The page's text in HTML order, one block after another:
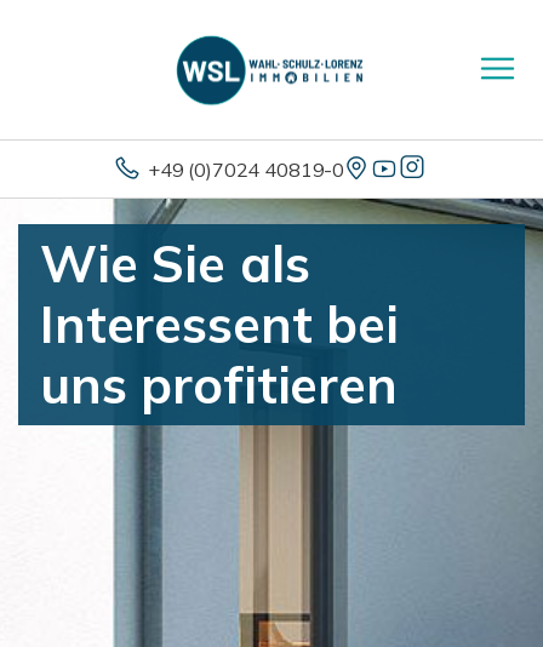
+49 (0)7024 40819-0
Wie Sie als
Interessent bei
uns profitieren